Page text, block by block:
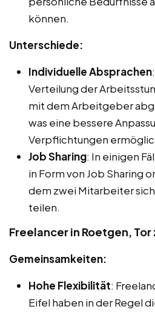
können.
Unterschiede:
Individuelle Absprachen
Verteilung der
mit dem Arbeitgeber
was eine bessere
Verpflichtungen
Job Sharing: In einigen
in Form von Job Sharing
dem zwei Mitarbeiter
teilen.
Freelancer in Roetgen, Tor
Gemeinsamkeiten:
Hohe Flexibilität:
Eifel haben in der Regel